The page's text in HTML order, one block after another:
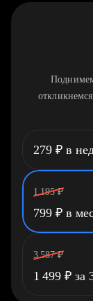
279 ₽ в
1 195 ₽
799 ₽ в
3 587 ₽
1 499 ₽ за